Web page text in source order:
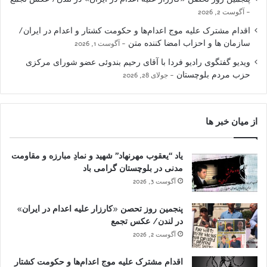
آگوست 2, 2026
اقدام مشترک علیه موج اعدام‌ها و حکومت کشتار و اعدام در ایران/
سازمان ها و احزاب امضا کننده متن
آگوست 1, 2026
ویدیو گفتگوی رادیو فردا با آقای رحیم بندوئی عضو شورای مرکزی
حزب مردم بلوچستان
جولای 28, 2026
از میان خبر ها
یاد “یعقوب مهرنهاد” شهید و نمادِ مبارزه و مقاومت
مدنی در بلوچستان گرامی باد
آگوست 3, 2026
پنجمین روز تحصن «کارزار علیه اعدام در ایران»
در لندن/ عکس تجمع
آگوست 2, 2026
اقدام مشترک علیه موج اعدام‌ها و حکومت کشتار